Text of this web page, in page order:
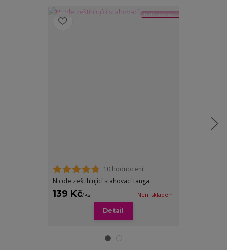
TOP produkt
10 hodnocení
Nicole zeštíhlující stahovací tanga
139 Kč/ks Není skladem
Detail